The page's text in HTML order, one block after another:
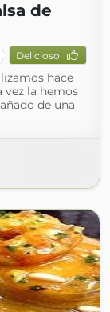
de
Delicioso
hace
vez la hemos
de una